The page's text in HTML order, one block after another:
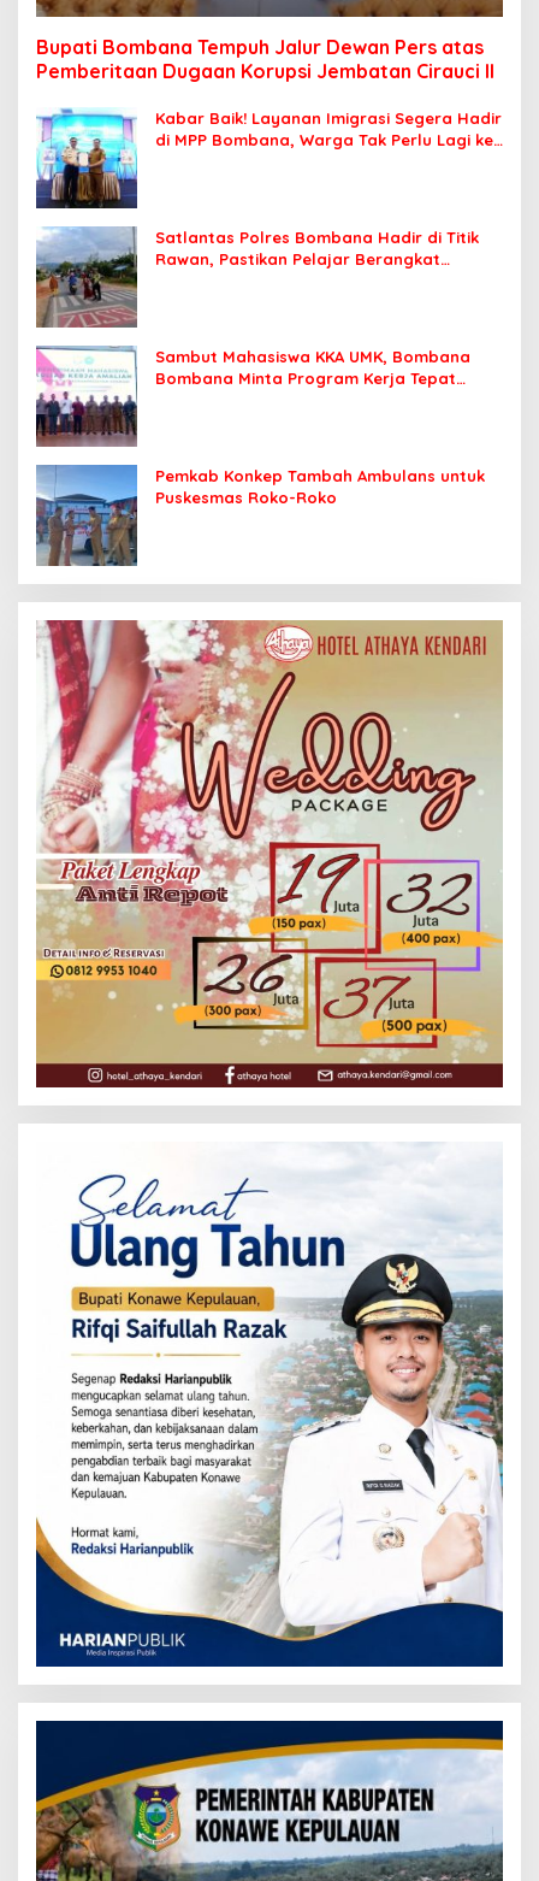
Bupati Bombana Tempuh Jalur Dewan Pers atas
Pemberitaan Dugaan Korupsi Jembatan Cirauci II
Kabar Baik! Layanan Imigrasi Segera Hadir
di MPP Bombana, Warga Tak Perlu Lagi ke
Satlantas Polres Bombana Hadir di Titik
Rawan, Pastikan Pelajar Berangkat
Sambut Mahasiswa KKA UMK, Bombana
Bombana Minta Program Kerja Tepat
Pemkab Konkep Tambah Ambulans untuk
Puskesmas Roko-Roko